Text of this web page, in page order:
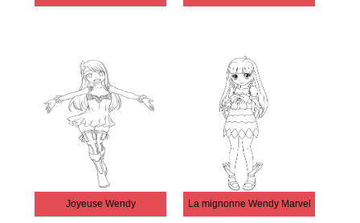
Joyeuse Wendy La mignonne Wendy Marvel